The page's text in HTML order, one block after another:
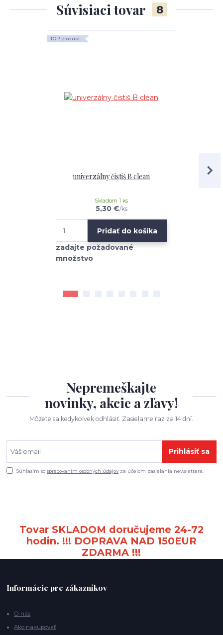
Súvisiaci tovar 8
TOP produkt
univerzálny čistiš B clean
5,30 €/ks
Skladom 1 ks
Pridať do košíka
Nepremeškajte
novinky, akcie a zľavy!
Môžete sa kedykoľvek odhlásiť. Zasielame raz za 14 dní.
Prihlásiť sa
Súhlasím sospracovaním osobných údajov za účelom zasielania newslettera.
Tovar SKLADOM doručujeme 24-72
hodin. !!! DOPRAVA NAD 150EUR
ZDARMA !!!
Informácie pre zákazníkov
O nás
Ako nakupovať